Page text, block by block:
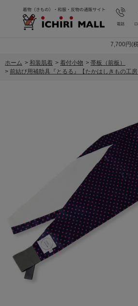
7,700円(
ホーム > 和装肌着 > 着付小物 > 帯板（前板）
> 前結び用補助具『とるる』【たかはしきもの工房